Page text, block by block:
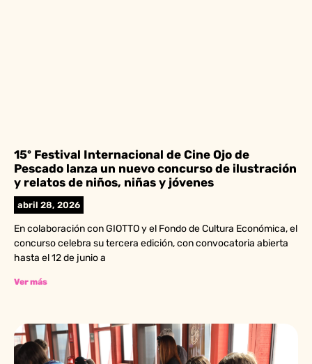
15º Festival Internacional de Cine Ojo de
Pescado lanza un nuevo concurso de ilustración
y relatos de niños, niñas y jóvenes
abril 28, 2026
En colaboración con GIOTTO y el Fondo de Cultura Económica, el
concurso celebra su tercera edición, con convocatoria abierta
hasta el 12 de junio a
Ver más